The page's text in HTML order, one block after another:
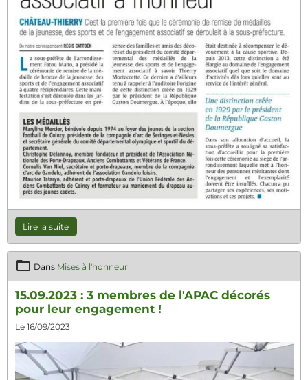
Lire la suite
Dans Mises à l'honneur
15.09.2023 : 3 membres de l'APAC décorés
pour leur engagement !
Le 16/09/2023